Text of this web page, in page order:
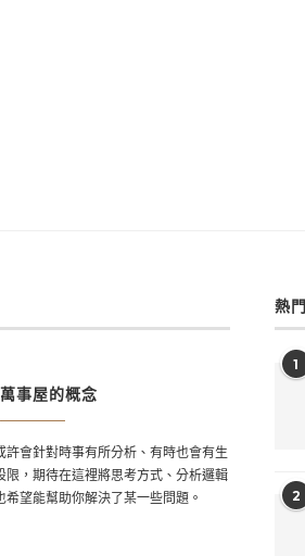
事屋的概念
許會針對時事有所分析、有時也會有生
限，期待在這裡將思考方式、分析邏輯
望能幫助你解決了某一些問題。
熱
1
2